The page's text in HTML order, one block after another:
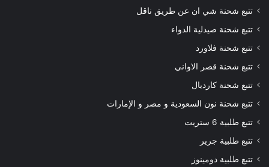
تتبع شحنة شي ان عن طريق ناقل
تتبع شحنة صيدلية الدواء
تتبع شحنة فلاورد
تتبع شحنة قصر الاواني
تتبع شحنة كارديال
تتبع شحنة نون السعودية و مصر و الإمارات
تتبع طلبية 6 ستريت
تتبع طلبية جرير
تتبع طلبية دومينوز